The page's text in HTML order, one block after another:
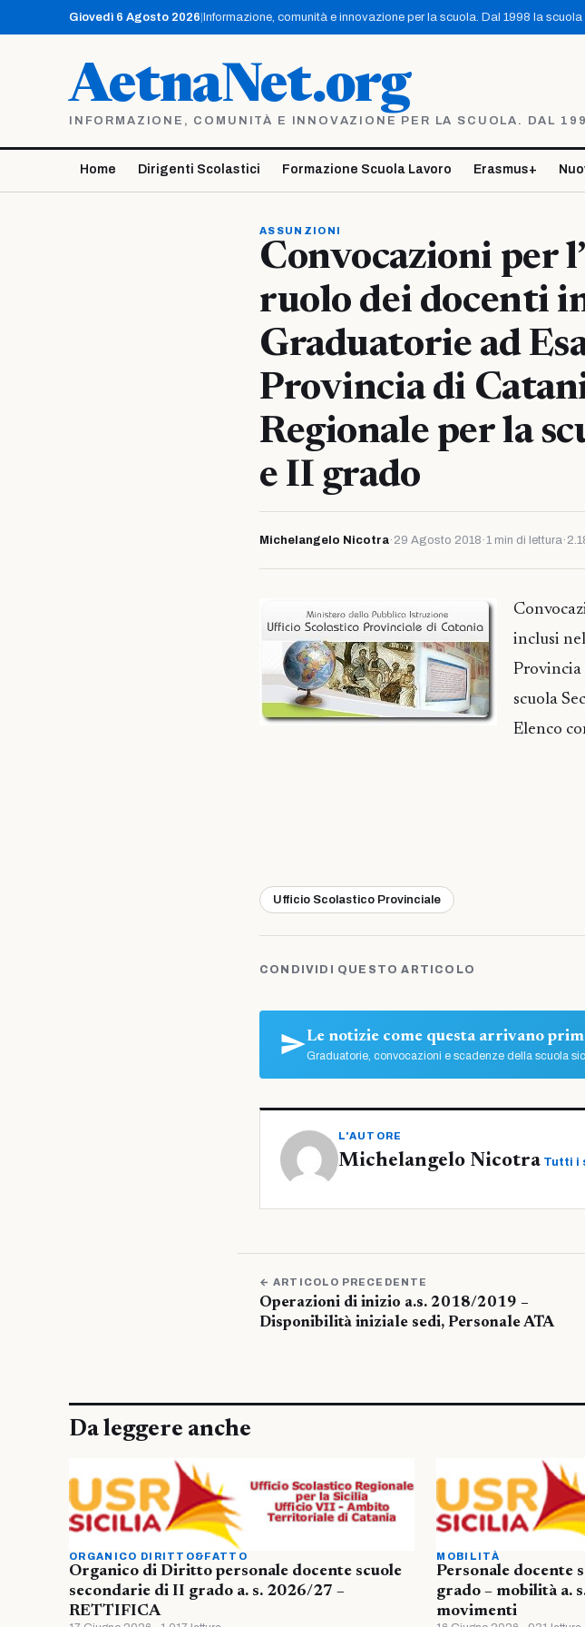
contenuto
Giovedì 6 Agosto 2026 Informazione, comunità e innovazione per la scuola. Dal 1998 la scuola
AetnaNet.org
INFORMAZIONE, COMUNITÀ E INNOVAZIONE PER LA SCUOLA. DAL
Home Dirigenti Scolastici Formazione Scuola Lavoro Erasmus+
ASSUNZIONI
Convocazioni per
ruolo dei docenti
Graduatorie ad
Provincia di
Regionale per la
e II grado
Michelangelo Nicotra· 29 Agosto 2018 ·1 min di lettura·
inclusi
Provincia
scuola
Elenco
Ufficio Scolastico Provinciale
CONDIVIDI QUESTO ARTICOLO
Le notizie come questa arrivano
Graduatorie, convocazioni e scadenze della scuola
L'AUTORE
Michelangelo Nicotra Tutti i
← ARTICOLO PRECEDENTE
Operazioni di inizio a.s. 2018/2019 –
Disponibilità iniziale sedi, Personale ATA
Da leggere anche
ORGANICO DIRITTO&FATTO
Organico di Diritto personale docente scuole
secondarie di II grado a. s. 2026/27 –
RETTIFICA
MOBILITÀ
Personale docente
grado – mobilità a.
movimenti